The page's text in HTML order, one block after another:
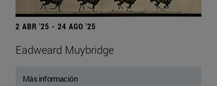
2 ABR '25 - 24 AGO '25
Eadweard Muybridge
Más información